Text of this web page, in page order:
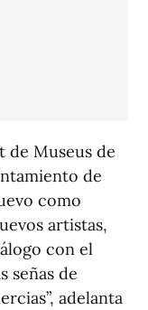
de Museus de
de
como
artistas,
con el
señas de
adelanta